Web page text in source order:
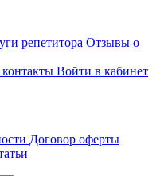
репетитора Отзывы о
Войти в кабинет
Договор оферты